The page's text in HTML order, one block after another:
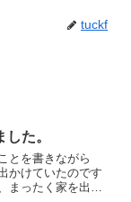
tuckf
た。
とを書きながら
かけていたのです
まったく家を出て